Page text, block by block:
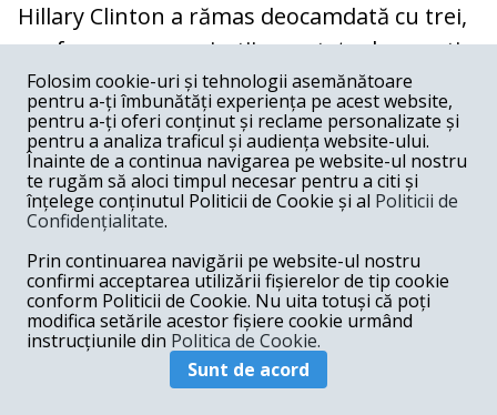
Hillary Clinton a rămas deocamdată cu trei,
conform unor proiecţii anunţate de agenţia
AP.
2:10. Potrivit CNN, Trump a câștigat
Florida,cu 57,7la sută din voturi.
. Prima victorie pentru Hillary Clinton,
Folosim cookie-uri și tehnologii asemănătoare
pentru a-ți îmbunătăți experiența pe acest website,
pentru a-ți oferi conținut și reclame personalizate și
pentru a analiza traficul și audiența website-ului.
Înainte de a continua navigarea pe website-ul nostru
te rugăm să aloci timpul necesar pentru a citi și
înțelege conținutul Politicii de Cookie și al Politicii de
Confidențialitate.
Prin continuarea navigării pe website-ul nostru
confirmi acceptarea utilizării fișierelor de tip cookie
conform Politicii de Cookie. Nu uita totuși că poți
modifica setările acestor fișiere cookie urmând
instrucțiunile din Politica de Cookie.
Sunt de acord